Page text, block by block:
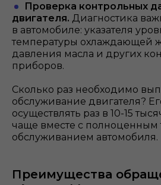
Проверка контрольных
двигателя. Диагностика
в автомобиле: указателя
температуры охлаждающей
давления масла и других
приборов.
Сколько раз необходимо
обслуживание двигателя?
осуществлять раз в 10-15
чаще вместе с полноценным
обслуживанием автомобиля.
Преимущества